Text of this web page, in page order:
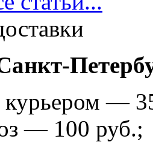
курьером —
— 100 руб.;